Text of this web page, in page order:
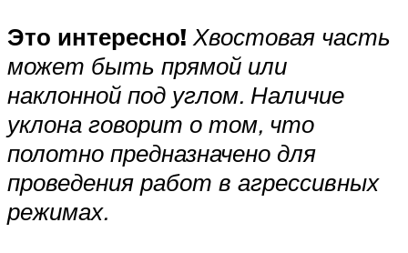
Это интересно! Хвостовая часть
может быть прямой или
наклонной под углом. Наличие
уклона говорит о том, что
полотно предназначено для
проведения работ в агрессивных
режимах.